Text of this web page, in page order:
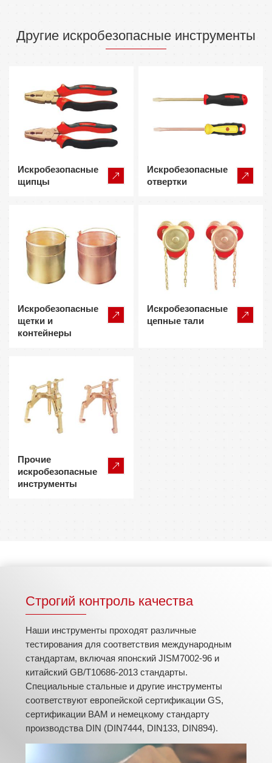
Другие искробезопасные инструменты
Искробезопасные
щипцы
Искробезопасные
отвертки
Искробезопасные
щетки и
контейнеры
Искробезопасные
цепные тали
Прочие
искробезопасные
инструменты
Строгий контроль качества
Наши инструменты проходят различные
тестирования для соответствия международным
стандартам, включая японский JISM7002-96 и
китайский GB/T10686-2013 стандарты.
Специальные стальные и другие инструменты
соответствуют европейской сертификации GS,
сертификации BAM и немецкому стандарту
производства DIN (DIN7444, DIN133, DIN894).